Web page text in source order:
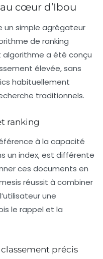
cœur d’Ibou
un simple agrégateur
de ranking
algorithme a été conçu
élevée, sans
habituellement
traditionnels.
ranking
à la capacité
un index, est différente
ces documents en
réussit à combiner
une
le rappel et la
précis